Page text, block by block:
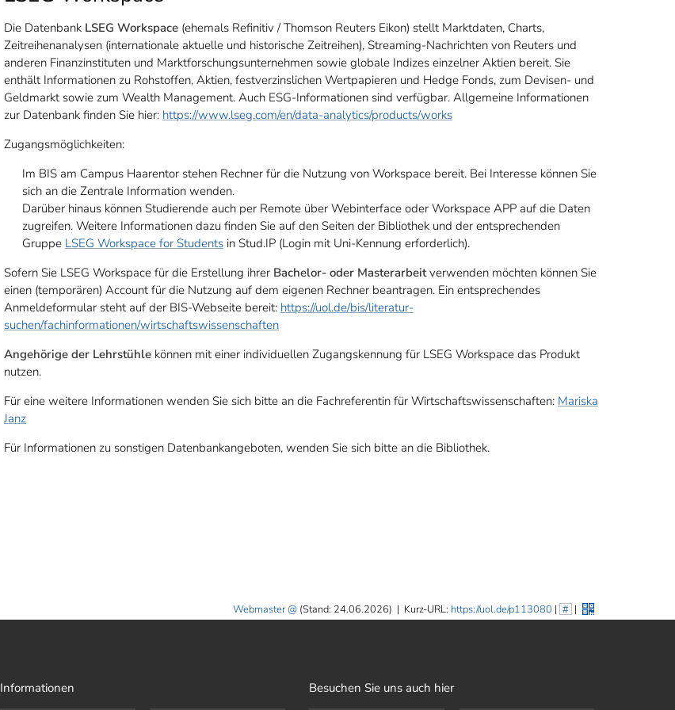
Die Datenbank LSEG Workspace (ehemals Refinitiv / Thomson Reuters Eikon) stellt Marktdaten, Charts,
Zeitreihenanalysen (internationale aktuelle und historische Zeitreihen), Streaming-Nachrichten von Reuters und
anderen Finanzinstituten und Marktforschungsunternehmen sowie globale Indizes einzelner Aktien bereit. Sie
enthält Informationen zu Rohstoffen, Aktien, festverzinslichen Wertpapieren und Hedge Fonds, zum Devisen- und
Geldmarkt sowie zum Wealth Management. Auch ESG-Informationen sind verfügbar. Allgemeine Informationen
zur Datenbank finden Sie hier: https://www.lseg.com/en/data-analytics/products/works
Zugangsmöglichkeiten:
Im BIS am Campus Haarentor stehen Rechner für die Nutzung von Workspace bereit. Bei Interesse können Sie
sich an die Zentrale Information wenden.
Darüber hinaus können Studierende auch per Remote über Webinterface oder Workspace APP auf die Daten
zugreifen. Weitere Informationen dazu finden Sie auf den Seiten der Bibliothek und der entsprechenden
Gruppe LSEG Workspace for Students in Stud.IP (Login mit Uni-Kennung erforderlich).
Sofern Sie LSEG Workspace für die Erstellung ihrer Bachelor- oder Masterarbeitverwenden möchten können Sie
einen (temporären) Account für die Nutzung auf dem eigenen Rechner beantragen. Ein entsprechendes
Anmeldeformular steht auf der BIS-Webseite bereit: https://uol.de/bis/literatur-
suchen/fachinformationen/wirtschaftswissenschaften
Angehörige der Lehrstühle können mit einer individuellen Zugangskennung für LSEG Workspace das Produkt
nutzen.
Für eine weitere Informationen wenden Sie sich bitte an die Fachreferentin für Wirtschaftswissenschaften: Mariska
Janz
Für Informationen zu sonstigen Datenbankangeboten, wenden Sie sich bitte an die Bibliothek.
Webmaster (Stand: 24.06.2026) | Kurz-URL: https://uol.de/p113080 | # |
Informationen Besuchen Sie uns auch hier